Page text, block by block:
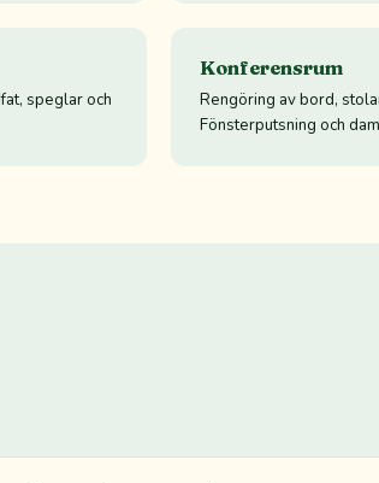
speglar och
Konferensrum
Rengöring av bord,
Fönsterputsning och